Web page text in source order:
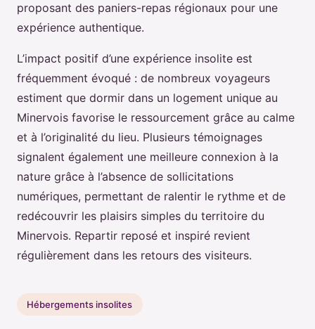
proposant des paniers-repas régionaux pour une
expérience authentique.
L’impact positif d’une expérience insolite est
fréquemment évoqué : de nombreux voyageurs
estiment que dormir dans un logement unique au
Minervois favorise le ressourcement grâce au calme
et à l’originalité du lieu. Plusieurs témoignages
signalent également une meilleure connexion à la
nature grâce à l’absence de sollicitations
numériques, permettant de ralentir le rythme et de
redécouvrir les plaisirs simples du territoire du
Minervois. Repartir reposé et inspiré revient
régulièrement dans les retours des visiteurs.
Hébergements insolites